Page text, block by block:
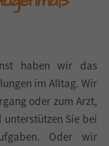
haben wir das
im Alltag. Wir
oder zum Arzt,
Sie bei
Oder wir